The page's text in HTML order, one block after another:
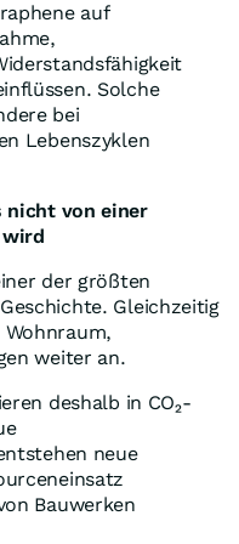
auf
Solche
bei
Lebenszyklen
nicht von einer
wird
der größten
Gleichzeitig
weiter an.
deshalb in CO₂-
neue
Bauwerken